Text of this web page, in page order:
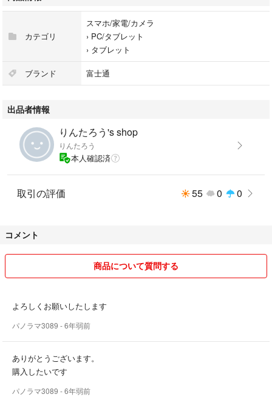
カテゴリ
スマホ/家電/カメラ
› PC/タブレット
› タブレット
ブランド 富士通
出品者情報
りんたろう's shop
りんたろう
本人確認済
取引の評価 55 0 0
コメント
商品について質問する
よろしくお願いしたします
パノラマ3089 - 6年弱前
ありがとうございます。
購入したいです
パノラマ3089 - 6年弱前